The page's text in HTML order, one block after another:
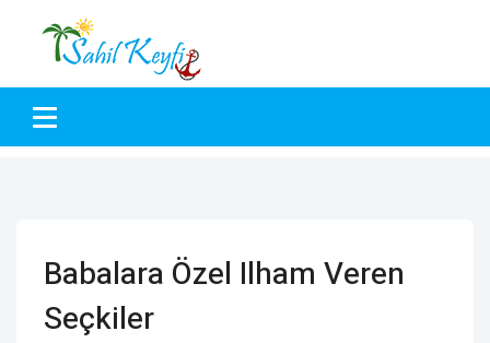
Babalara Özel Ilham Veren
Seçkiler